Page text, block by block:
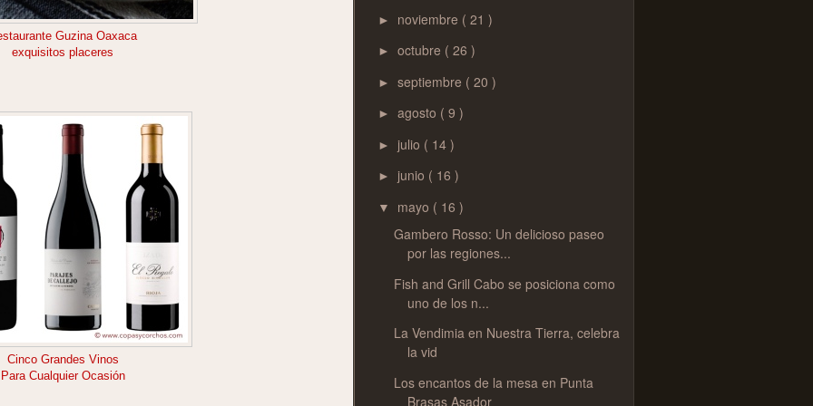
Guzina Oaxaca
exquisitos placeres
Cinco Grandes Vinos
Para Cualquier Ocasión
► noviembre ( 21 )
► octubre ( 26 )
► septiembre ( 20 )
► agosto ( 9 )
► julio ( 14 )
► junio ( 16 )
▼ mayo ( 16 )
Gambero Rosso: Un delicioso paseo
por las regiones...
Fish and Grill Cabo se posiciona como
uno de los n...
La Vendimia en Nuestra Tierra, celebra
la vid
Los encantos de la mesa en Punta
Brasas Asador